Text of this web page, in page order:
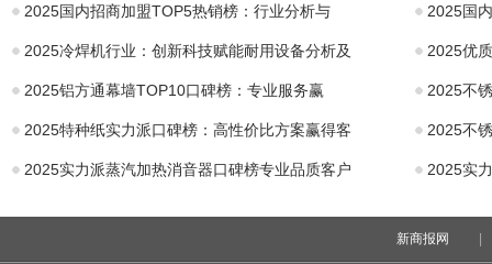
2025国内招商加盟TOP5热销榜：行业分析与 2025国
2025冷焊机行业：创新科技赋能耐用设备分析及 2025优
2025铝方通幕墙TOP10口碑榜：专业服务赢 2025不
2025特种纸实力派口碑榜：高性价比方案赢得客 2025不
2025实力派蒸汽加热消音器口碑榜专业品质客户 2025实
新商报网 |